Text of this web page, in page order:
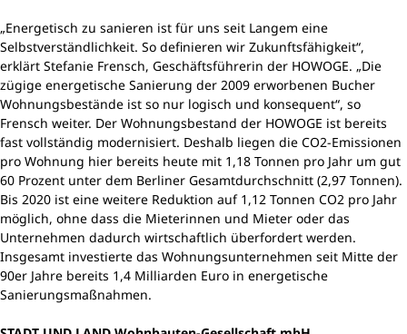
„Energetisch zu sanieren ist für uns seit Langem eine
Selbstverständlichkeit. So definieren wir Zukunftsfähigkeit“,
erklärt Stefanie Frensch, Geschäftsführerin der HOWOGE. „Die
zügige energetische Sanierung der 2009 erworbenen Bucher
Wohnungsbestände ist so nur logisch und konsequent“, so
Frensch weiter. Der Wohnungsbestand der HOWOGE ist bereits
fast vollständig modernisiert. Deshalb liegen die CO2-Emissionen
pro Wohnung hier bereits heute mit 1,18 Tonnen pro Jahr um gut
60 Prozent unter dem Berliner Gesamtdurchschnitt (2,97 Tonnen).
Bis 2020 ist eine weitere Reduktion auf 1,12 Tonnen CO2 pro Jahr
möglich, ohne dass die Mieterinnen und Mieter oder das
Unternehmen dadurch wirtschaftlich überfordert werden.
Insgesamt investierte das Wohnungsunternehmen seit Mitte der
90er Jahre bereits 1,4 Milliarden Euro in energetische
Sanierungsmaßnahmen.